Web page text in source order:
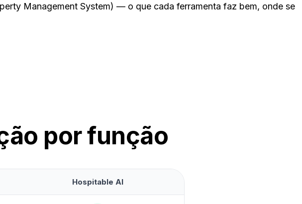
Management System) — o que cada ferramenta faz bem, onde se
por função
Hospitable AI